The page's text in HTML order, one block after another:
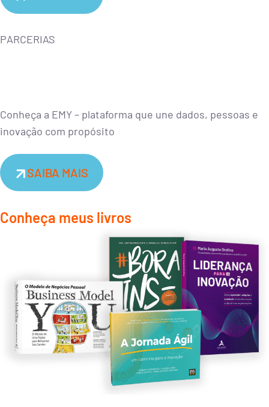
PARCERIAS
Conheça a EMY – plataforma que une dados, pessoas e
inovação com propósito
SAIBA MAIS
Conheça meus livros